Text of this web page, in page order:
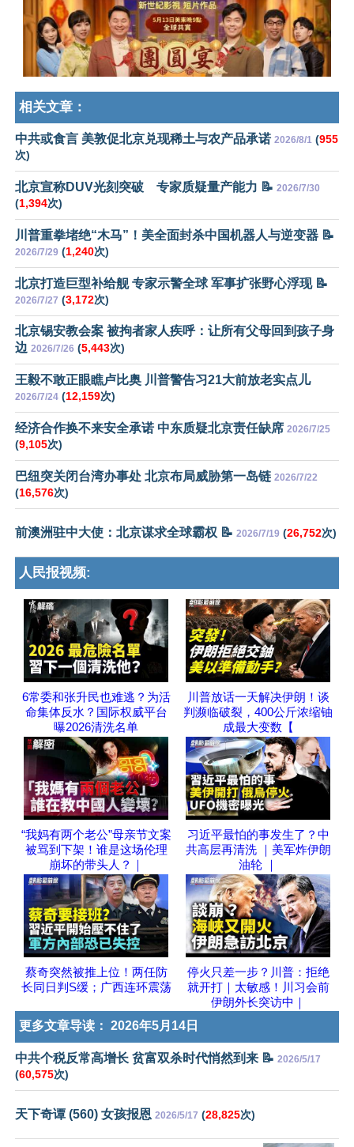
相关文章：
中共或食言 美敦促北京兑现稀土与农产品承诺 2026/8/1 (955
次)
北京宣称DUV光刻突破 专家质疑量产能力 📝 2026/7/30
(1,394次)
川普重拳堵绝“木马”！美全面封杀中国机器人与逆变器 📝
2026/7/29 (1,240次)
北京打造巨型补给舰 专家示警全球 军事扩张野心浮现 📝
2026/7/27 (3,172次)
北京锡安教会案 被拘者家人疾呼：让所有父母回到孩子身
边 2026/7/26 (5,443次)
王毅不敢正眼瞧卢比奥 川普警告习21大前放老实点儿
2026/7/24 (12,159次)
经济合作换不来安全承诺 中东质疑北京责任缺席 2026/7/25
(9,105次)
巴纽突关闭台湾办事处 北京布局威胁第一岛链 2026/7/22
(16,576次)
前澳洲驻中大使：北京谋求全球霸权 📝 2026/7/19 (26,752次)
人民报视频:
6常委和张升民也难逃？为活
命集体反水？国际权威平台
曝2026清洗名单
川普放话一天解决伊朗！谈
判濒临破裂，400公斤浓缩铀
成最大变数【
“我妈有两个老公”母亲节文案
被骂到下架！谁是这场伦理
崩坏的带头人？｜
习近平最怕的事发生了？中
共高层再清洗 ｜美军炸伊朗
油轮 ｜
蔡奇突然被推上位！两任防
长同日判S缓；广西连环震荡
停火只差一步？川普：拒绝
就开打｜太敏感！川习会前
伊朗外长突访中｜
更多文章导读： 2026年5月14日
中共个税反常高增长 贫富双杀时代悄然到来 📝 2026/5/17
(60,575次)
天下奇谭 (560) 女孩报恩 2026/5/17 (28,825次)